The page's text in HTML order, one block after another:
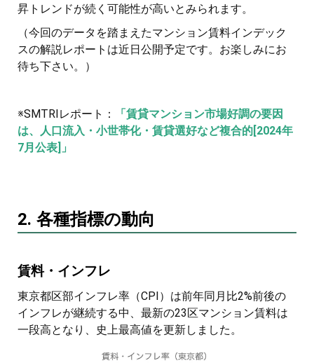
昇トレンドが続く可能性が高いとみられます。
（今回のデータを踏まえたマンション賃料インデック
スの解説レポートは近日公開予定です。お楽しみにお
待ち下さい。）
※SMTRIレポート：
「賃貸マンション市場好調の要因
は、人口流入・小世帯化・賃貸選好など複合的[2024年
7月公表]」
2. 各種指標の動向
賃料・インフレ
東京都区部インフレ率（CPI）は前年同月比2%前後の
インフレが継続する中、最新の23区マンション賃料は
一段高となり、史上最高値を更新しました。